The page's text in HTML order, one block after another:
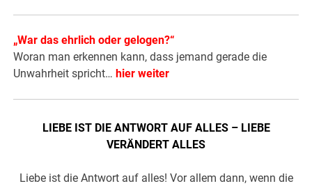
„War das ehrlich oder gelogen?“
Woran man erkennen kann, dass jemand gerade die
Unwahrheit spricht… hier weiter
LIEBE IST DIE ANTWORT AUF ALLES – LIEBE
VERÄNDERT ALLES
Liebe ist die Antwort auf alles! Vor allem dann, wenn die